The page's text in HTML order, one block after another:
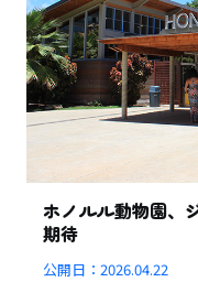
ホノルル動物園、
期待
公開日：2026.04.22